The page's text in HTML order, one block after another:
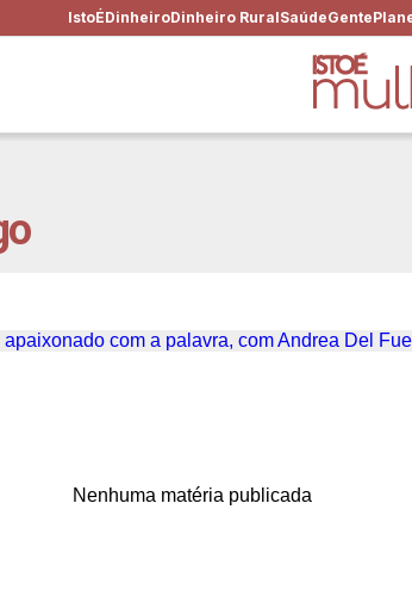
IstoÉDinheiroDinheiro RuralSaúdeGente
quase obsceno e
Nenhuma matéria publicada